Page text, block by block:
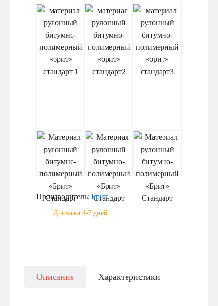
Производитель: Брит
Доставка 4-7 дней
Описание Характеристики